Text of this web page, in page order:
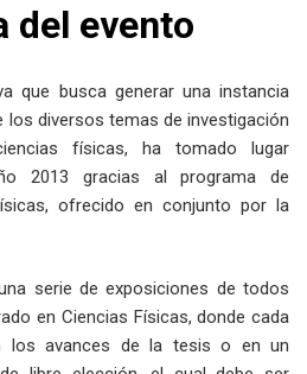
del evento
que busca generar una instancia
los diversos temas de investigación
físicas, ha tomado lugar
2013 gracias al programa de
ofrecido en conjunto por la
serie de exposiciones de todos
en Ciencias Físicas, donde cada
los avances de la tesis o en un